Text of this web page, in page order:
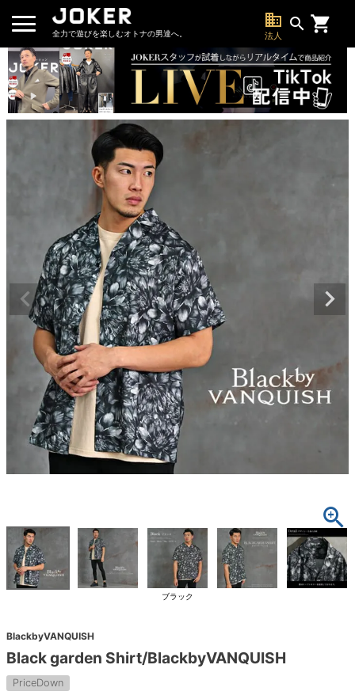
全力で遊びを楽しむオトナの男達へ。
business
法人
search
ブラック
BlackbyVANQUISH
Black garden Shirt/BlackbyVANQUISH
PriceDown